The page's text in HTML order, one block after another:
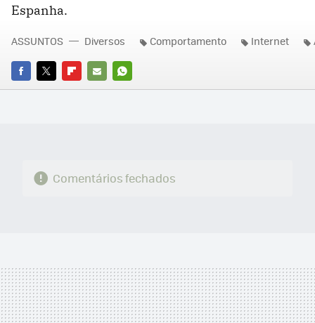
Espanha.
FACEBOOK
TWITTERFLIPBOARD
E-
WHATSAPP
ASSUNTOS Diversos Comportamento Internet
Comentários fechados